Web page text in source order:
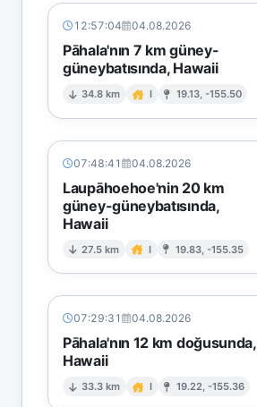
12:57:04 04.08.2026
Pāhala'nın 7 km güney-
güneybatısında, Hawaii
34.8 km I 19.13, -155.50
07:48:41 04.08.2026
Laupāhoehoe'nin 20 km
güney-güneybatısında,
Hawaii
27.5 km I 19.83, -155.35
07:29:31 04.08.2026
Pāhala'nın 12 km doğusunda,
Hawaii
33.3 km I 19.22, -155.36